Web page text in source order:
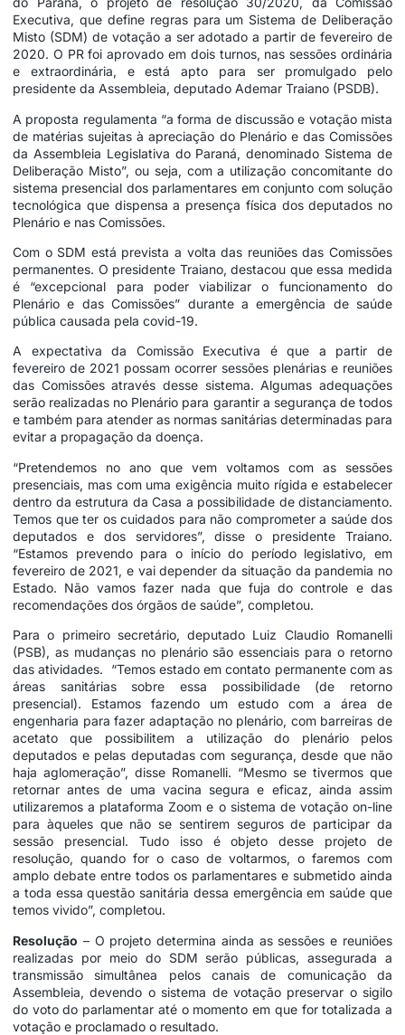
Executiva, que define regras para um Sistema de Deliberação
Misto (SDM) de votação a ser adotado a partir de fevereiro de
2020. O PR foi aprovado em dois turnos, nas sessões ordinária
e extraordinária, e está apto para ser promulgado pelo
presidente da Assembleia, deputado Ademar Traiano (PSDB).
A proposta regulamenta “a forma de discussão e votação mista
de matérias sujeitas à apreciação do Plenário e das Comissões
da Assembleia Legislativa do Paraná, denominado Sistema de
Deliberação Misto”, ou seja, com a utilização concomitante do
sistema presencial dos parlamentares em conjunto com solução
tecnológica que dispensa a presença física dos deputados no
Plenário e nas Comissões.
Com o SDM está prevista a volta das reuniões das Comissões
permanentes. O presidente Traiano, destacou que essa medida
é “excepcional para poder viabilizar o funcionamento do
Plenário e das Comissões” durante a emergência de saúde
pública causada pela covid-19.
A expectativa da Comissão Executiva é que a partir de
fevereiro de 2021 possam ocorrer sessões plenárias e reuniões
das Comissões através desse sistema. Algumas adequações
serão realizadas no Plenário para garantir a segurança de todos
e também para atender as normas sanitárias determinadas para
evitar a propagação da doença.
“Pretendemos no ano que vem voltamos com as sessões
presenciais, mas com uma exigência muito rígida e estabelecer
dentro da estrutura da Casa a possibilidade de distanciamento.
Temos que ter os cuidados para não comprometer a saúde dos
deputados e dos servidores”, disse o presidente Traiano.
“Estamos prevendo para o início do período legislativo, em
fevereiro de 2021, e vai depender da situação da pandemia no
Estado. Não vamos fazer nada que fuja do controle e das
recomendações dos órgãos de saúde”, completou.
Para o primeiro secretário, deputado Luiz Claudio Romanelli
(PSB), as mudanças no plenário são essenciais para o retorno
das atividades. “Temos estado em contato permanente com as
áreas sanitárias sobre essa possibilidade (de retorno
presencial). Estamos fazendo um estudo com a área de
engenharia para fazer adaptação no plenário, com barreiras de
acetato que possibilitem a utilização do plenário pelos
deputados e pelas deputadas com segurança, desde que não
haja aglomeração”, disse Romanelli. “Mesmo se tivermos que
retornar antes de uma vacina segura e eficaz, ainda assim
utilizaremos a plataforma Zoom e o sistema de votação on-line
para àqueles que não se sentirem seguros de participar da
sessão presencial. Tudo isso é objeto desse projeto de
resolução, quando for o caso de voltarmos, o faremos com
amplo debate entre todos os parlamentares e submetido ainda
a toda essa questão sanitária dessa emergência em saúde que
temos vivido”, completou.
Resolução – O projeto determina ainda as sessões e reuniões
realizadas por meio do SDM serão públicas, assegurada a
transmissão simultânea pelos canais de comunicação da
Assembleia, devendo o sistema de votação preservar o sigilo
do voto do parlamentar até o momento em que for totalizada a
votação e proclamado o resultado.